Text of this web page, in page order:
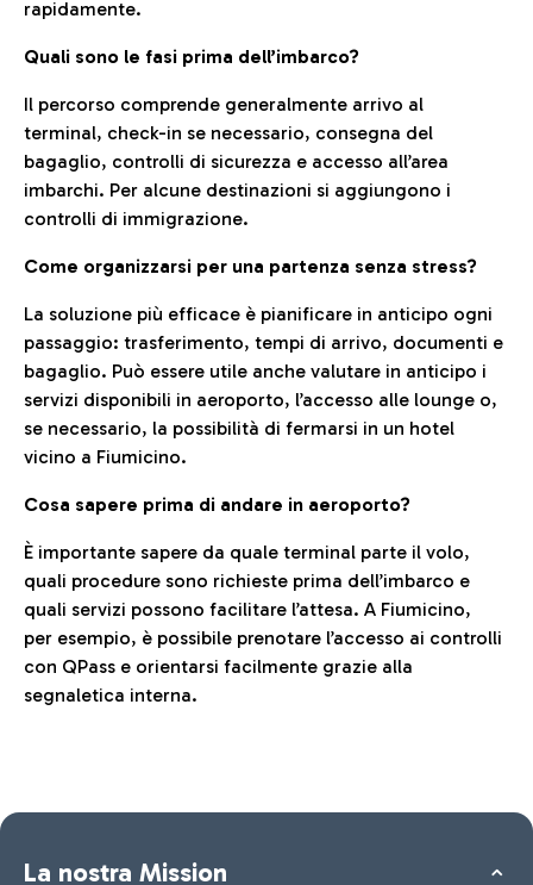
rapidamente.
Quali sono le fasi prima dell’imbarco?
Il percorso comprende generalmente arrivo al
terminal, check-in se necessario, consegna del
bagaglio, controlli di sicurezza e accesso all’area
imbarchi. Per alcune destinazioni si aggiungono i
controlli di immigrazione.
Come organizzarsi per una partenza senza stress?
La soluzione più efficace è pianificare in anticipo ogni
passaggio: trasferimento, tempi di arrivo, documenti e
bagaglio. Può essere utile anche valutare in anticipo i
servizi disponibili in aeroporto, l’accesso alle lounge o,
se necessario, la possibilità di fermarsi in un hotel
vicino a Fiumicino.
Cosa sapere prima di andare in aeroporto?
È importante sapere da quale terminal parte il volo,
quali procedure sono richieste prima dell’imbarco e
quali servizi possono facilitare l’attesa. A Fiumicino,
per esempio, è possibile prenotare l’accesso ai controlli
con QPass e orientarsi facilmente grazie alla
segnaletica interna.
La nostra Mission